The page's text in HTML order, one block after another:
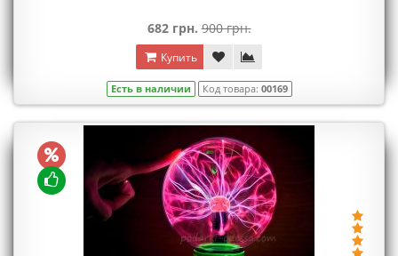
682 грн. 900 грн.
Купить
Есть в наличии Код товара: 00169